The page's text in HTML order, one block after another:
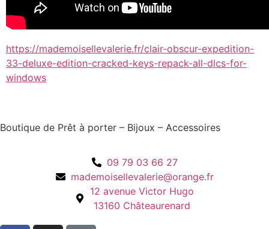
https://mademoisellevalerie.fr/clair-obscur-expedition-
33-deluxe-edition-cracked-keys-repack-all-dlcs-for-
windows
Boutique de Prêt à porter – Bijoux – Accessoires
09 79 03 66 27
mademoisellevalerie@orange.fr
12 avenue Victor Hugo
13160 Châteaurenard